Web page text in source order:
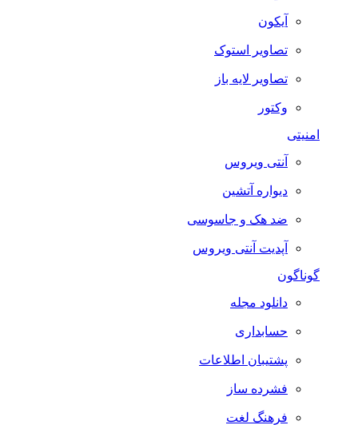
آیکون
تصاویر استوک
تصاویر لایه باز
وکتور
امنیتی
آنتی ویروس
دیواره آتشین
ضد هک و جاسوسی
آپدیت آنتی ویروس
گوناگون
دانلود مجله
حسابداری
پشتیبان اطلاعات
فشرده ساز
فرهنگ لغت